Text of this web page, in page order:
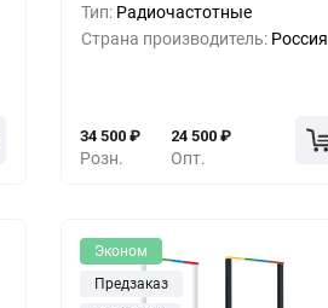
Тип: Радиочастотные
Страна производитель: Россия
Розн.
34 500 ₽
Опт.
24 500 ₽
28 500
Эконом
Предзаказ